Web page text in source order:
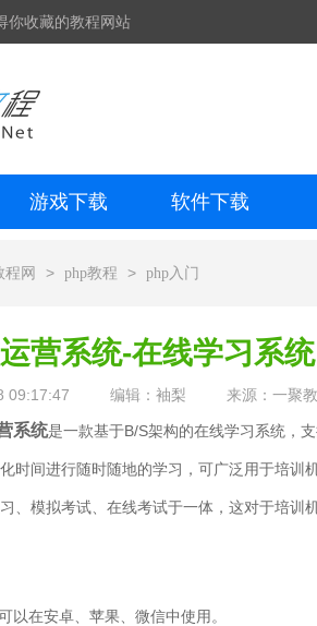
你收藏的教程网站
游戏下载 软件下载
程网 > php教程 > php入门
营系统-在线学习系
09:17:47 编辑：袖梨 来源：一聚
系统是一款基于B/S架构的在线学习系统，
时间进行随时随地的学习，可广泛用于培训
、模拟考试、在线考试于一体，这对于培训
以在安卓、苹果、微信中使用。